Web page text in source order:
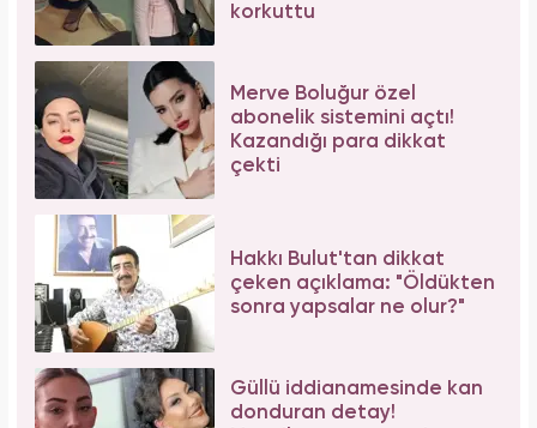
korkuttu
Merve Boluğur özel
abonelik sistemini açtı!
Kazandığı para dikkat
çekti
Hakkı Bulut'tan dikkat
çeken açıklama: "Öldükten
sonra yapsalar ne olur?"
Güllü iddianamesinde kan
donduran detay!